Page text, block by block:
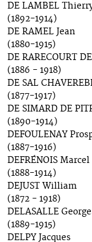
DE LAMBEL
(1892-1914)
DE RAMEL Jean
(1880-1915)
DE RARECOURT
(1886 - 1918)
DE SAL
(1877-1917)
DE SIMARD DE
(1890-1914)
DEFOULENAY
(1887-1916)
DEFRÉNOIS Marcel
(1888-1914)
DEJUST William
(1872 - 1918)
DELASALLE
(1889-1915)
DELPY Jacques